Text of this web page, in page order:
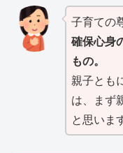
子育ての
確保心身
もの。
親子とも
は、まず
と思いま